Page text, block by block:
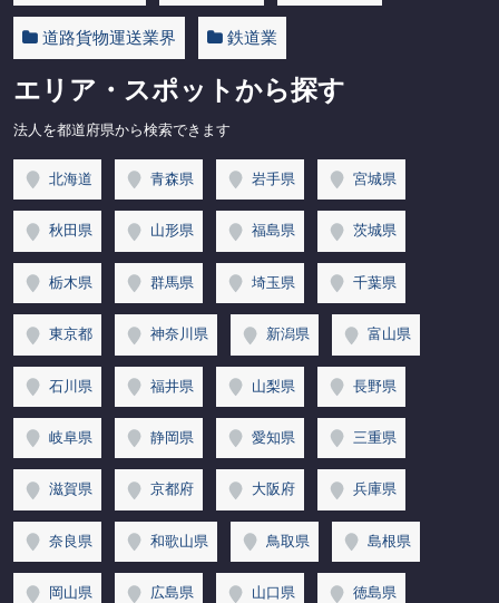
道路貨物運送業界 鉄道業
エリア・スポットから探す
法人を都道府県から検索できます
北海道 青森県 岩手県 宮城県
秋田県 山形県 福島県 茨城県
栃木県 群馬県 埼玉県 千葉県
東京都 神奈川県 新潟県 富山県
石川県 福井県 山梨県 長野県
岐阜県 静岡県 愛知県 三重県
滋賀県 京都府 大阪府 兵庫県
奈良県 和歌山県 鳥取県 島根県
岡山県 広島県 山口県 徳島県